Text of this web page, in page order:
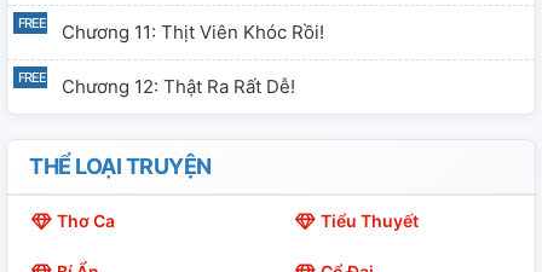
Chương 11: Thịt Viên Khóc Rồi!
Chương 12: Thật Ra Rất Dễ!
THỂ LOẠI TRUYỆN
Thơ Ca Tiểu Thuyết